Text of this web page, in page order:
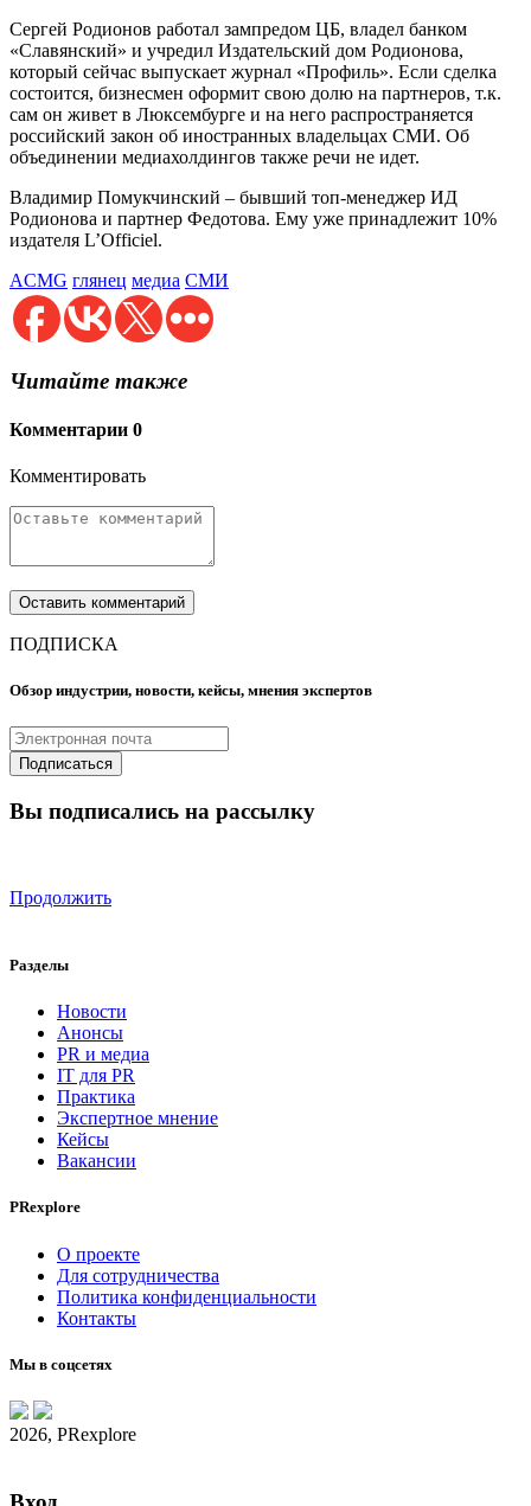
Сергей Родионов работал зампредом ЦБ, владел банком
«Славянский» и учредил Издательский дом Родионова,
который сейчас выпускает журнал «Профиль». Если сделка
состоится, бизнесмен оформит свою долю на партнеров, т.к.
сам он живет в Люксембурге и на него распространяется
российский закон об иностранных владельцах СМИ. Об
объединении медиахолдингов также речи не идет.
Владимир Помукчинский – бывший топ-менеджер ИД
Родионова и партнер Федотова. Ему уже принадлежит 10%
издателя L’Officiel.
ACMG глянец медиа СМИ
Читайте также
Комментарии 0
Комментировать
ПОДПИСКА
Обзор индустрии, новости, кейсы, мнения экспертов
Вы подписались на рассылку
Продолжить
Разделы
Новости
Анонсы
PR и медиа
IT для PR
Практика
Экспертное мнение
Кейсы
Вакансии
PRexplore
О проекте
Для сотрудничества
Политика конфиденциальности
Контакты
Мы в соцсетях
2026, PRexplore